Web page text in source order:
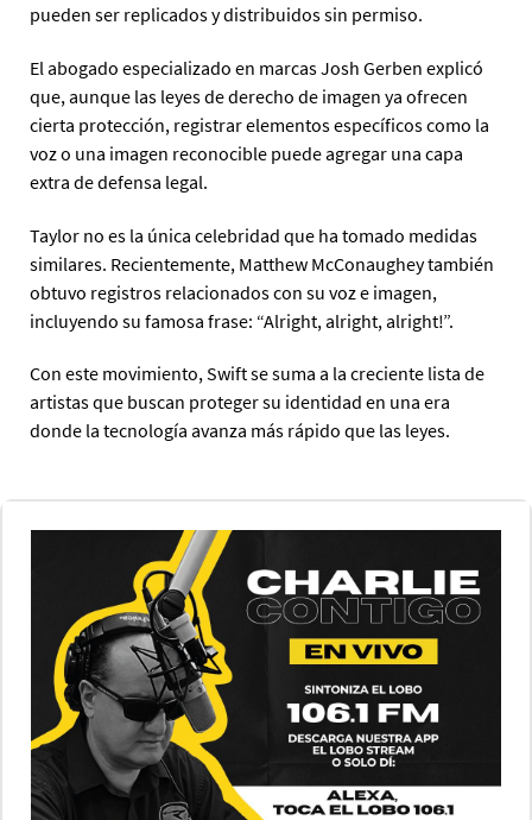
pueden ser replicados y distribuidos sin permiso.
El abogado especializado en marcas Josh Gerben explicó
que, aunque las leyes de derecho de imagen ya ofrecen
cierta protección, registrar elementos específicos como la
voz o una imagen reconocible puede agregar una capa
extra de defensa legal.
Taylor no es la única celebridad que ha tomado medidas
similares. Recientemente, Matthew McConaughey también
obtuvo registros relacionados con su voz e imagen,
incluyendo su famosa frase: “Alright, alright, alright!”.
Con este movimiento, Swift se suma a la creciente lista de
artistas que buscan proteger su identidad en una era
donde la tecnología avanza más rápido que las leyes.